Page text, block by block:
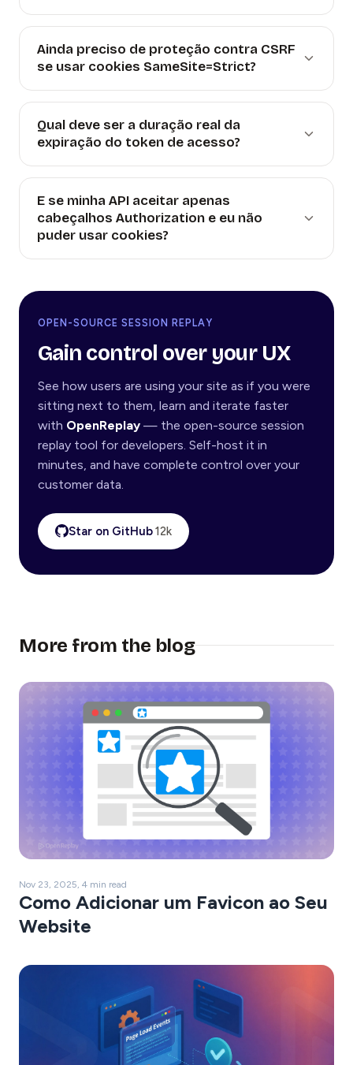
Ainda preciso de proteção contra CSRF
se usar cookies SameSite=Strict?
Qual deve ser a duração real da
expiração do token de acesso?
E se minha API aceitar apenas
cabeçalhos Authorization e eu não
puder usar cookies?
OPEN-SOURCE SESSION REPLAY
Gain control over your UX
See how users are using your site as if you were
sitting next to them, learn and iterate faster
with OpenReplay — the open-source session
replay tool for developers. Self-host it in
minutes, and have complete control over your
customer data.
Star on GitHub12k
More from the blog
Nov 23, 2025, 4 min read
Como Adicionar um Favicon ao Seu
Website